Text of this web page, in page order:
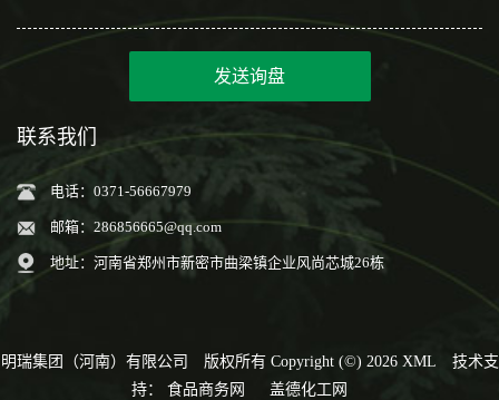
发送询盘
联系我们
电话：0371-56667979
邮箱： 286856665@qq.com
地址：河南省郑州市新密市曲梁镇企业风尚芯城26栋
明瑞集团（河南）有限公司 版权所有 Copyright (©) 2026 XML
技术支
持： 食品商务网 盖德化工网